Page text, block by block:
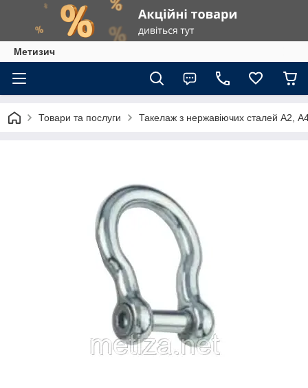
Метизич
Товари та послуги Такелаж з нержавіючих сталей А2,